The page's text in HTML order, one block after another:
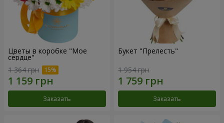
Цветы в коробке "Мое
сердце"
1 364 грн
Заказать
Букет "Прелесть"
1 954 грн
Заказать